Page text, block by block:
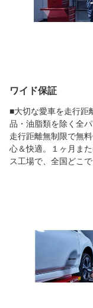
ワイド保証
■大切な愛車を走行距
品・油脂類を除く全
走行距離無制限で無
心＆快適。１ヶ月ま
ス工場で、全国どこで